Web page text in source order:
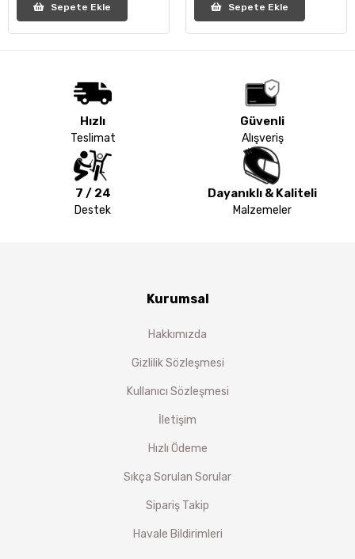
Sepete Ekle Sepete Ekle
Hızlı
Teslimat
Güvenli
Alışveriş
7 / 24
Destek
Dayanıklı & Kaliteli
Malzemeler
Kurumsal
Hakkımızda
Gizlilik Sözleşmesi
Kullanıcı Sözleşmesi
İletişim
Hızlı Ödeme
Sıkça Sorulan Sorular
Sipariş Takip
Havale Bildirimleri